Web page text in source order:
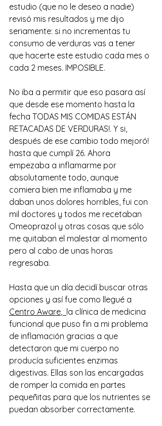
estudio (que no le deseo a nadie)
revisó mis resultados y me dijo
seriamente: si no incrementas tu
consumo de verduras vas a tener
que hacerte este estudio cada mes o
cada 2 meses. IMPOSIBLE.
No iba a permitir que eso pasara así
que desde ese momento hasta la
fecha TODAS MIS COMIDAS ESTÁN
RETACADAS DE VERDURAS!. Y si,
después de ese cambio todo mejoró!
hasta que cumplí 26. Ahora
empezaba a inflamarme por
absolutamente todo, aunque
comiera bien me inflamaba y me
daban unos dolores horribles, fui con
mil doctores y todos me recetaban
Omeoprazol y otras cosas que sólo
me quitaban el malestar al momento
pero al cabo de unas horas
regresaba.
Hasta que un día decidí buscar otras
opciones y así fue como llegué a
Centro Aware la clínica de medicina
funcional que puso fin a mi problema
de inflamación gracias a que
detectaron que mi cuerpo no
producía suficientes enzimas
digestivas. Ellas son las encargadas
de romper la comida en partes
pequeñitas para que los nutrientes se
puedan absorber correctamente.